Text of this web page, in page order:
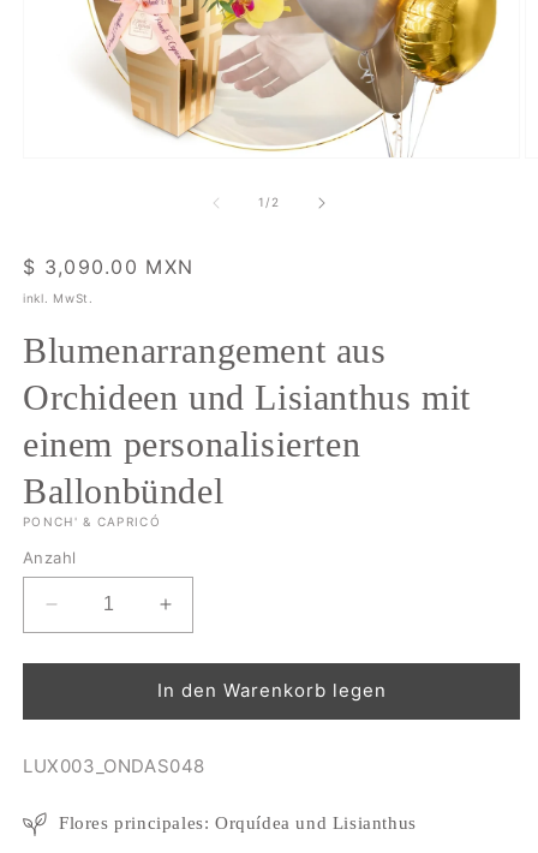
1 /von
2
Normaler
Preis
$ 3,090.00 MXN
inkl. MwSt.
Blumenarrangement aus
Orchideen und Lisianthus mit
einem personalisierten
Ballonbündel
PONCH' & CAPRICÓ
Anzahl
Verringere
die
Menge
Blumenarrangement
Orchideen
Lisianthus
Erhöhe
die
Menge
für
Blumenarrangement
Orchideen
Lisianthus
In den Warenkorb legen
SKU:
LUX003_ONDAS048
Flores principales: Orquídea und Lisianthus